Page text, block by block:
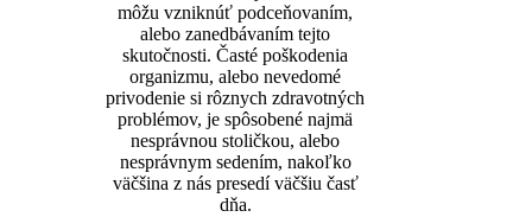
môžu vzniknúť podceňovaním,
alebo zanedbávaním tejto
skutočnosti. Časté poškodenia
organizmu, alebo nevedomé
privodenie si rôznych zdravotných
problémov, je spôsobené najmä
nesprávnou stoličkou, alebo
nesprávnym sedením, nakoľko
väčšina z nás presedí väčšiu časť
dňa.